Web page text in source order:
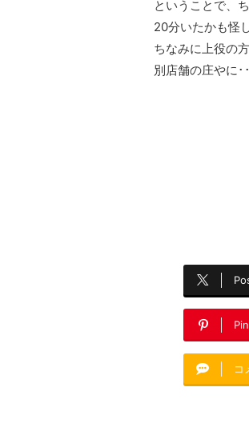
ということで、
20分いたかも怪
ちなみに上役の
別店舗の庄やに･
コ